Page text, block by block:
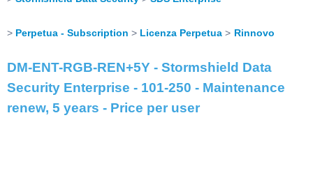
ASSISTENZA
Certificazioni
Newsletter
Perpetua - Subscription Licenza Perpetua Rinnovo
DM-ENT-RGB-REN+5Y - Stormshield Data
Security Enterprise - 101-250 - Maintenance
renew, 5 years - Price per user